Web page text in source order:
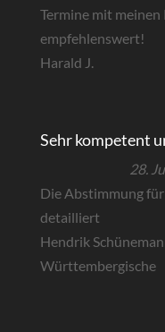
Termine mit
empfehlenswert!
Harald J.
Sehr kompetent
28.
Die Abstimmung
detailliert
Hendrik
Württembergische